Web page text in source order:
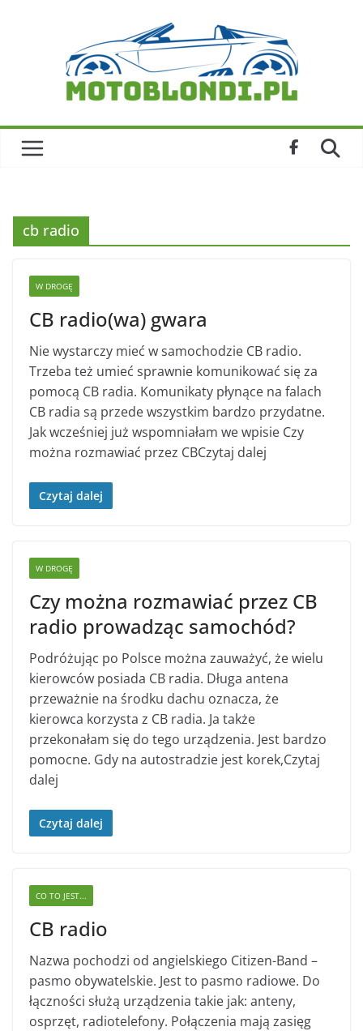
cb radio
W DROGĘ
CB radio(wa) gwara
Nie wystarczy mieć w samochodzie CB radio.
Trzeba też umieć sprawnie komunikować się za
pomocą CB radia. Komunikaty płynące na falach
CB radia są przede wszystkim bardzo przydatne.
Jak wcześniej już wspomniałam we wpisie Czy
można rozmawiać przez CBCzytaj dalej
Czytaj dalej
W DROGĘ
Czy można rozmawiać przez CB
radio prowadząc samochód?
Podróżując po Polsce można zauważyć, że wielu
kierowców posiada CB radia. Długa antena
przeważnie na środku dachu oznacza, że
kierowca korzysta z CB radia. Ja także
przekonałam się do tego urządzenia. Jest bardzo
pomocne. Gdy na autostradzie jest korek,Czytaj
dalej
Czytaj dalej
CO TO JEST...
CB radio
Nazwa pochodzi od angielskiego Citizen-Band –
pasmo obywatelskie. Jest to pasmo radiowe. Do
łączności służą urządzenia takie jak: anteny,
osprzęt, radiotelefony. Połączenia mają zasięg